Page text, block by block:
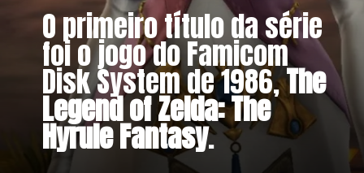
O primeiro título da série
foi o jogo do Famicom
Disk System de 1986,The
Legend of Zelda: The
Hyrule Fantasy.